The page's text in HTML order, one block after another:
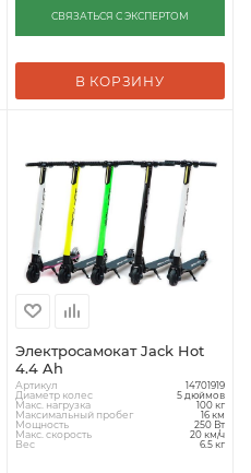
СВЯЗАТЬСЯ С ЭКСПЕРТОМ
В КОРЗИНУ
Электросамокат Jack Hot
4.4 Ah
Артикул 14701919
Диаметр колес 5 дюймов
Макс. нагрузка 100 кг
Максимальный пробег 16 км
Мощность 250 Вт
Макс. скорость 20 км/ч
Вес 6.5 кг